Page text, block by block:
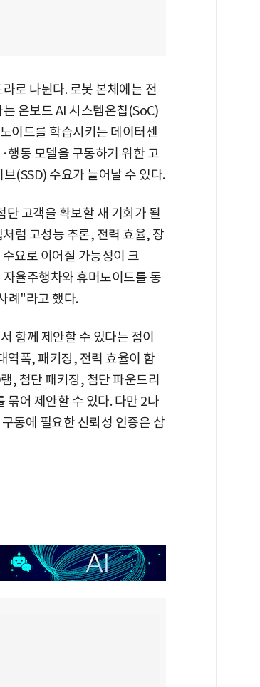
로 나뉜다. 로봇 본체에는 전
온보드 AI 시스템온칩(SoC)
이드를 학습시키는 데이터센
행동 모델을 구동하기 위한 고
(SSD) 수요가 늘어날 수 있다.
고객을 확보할 새 기회가 될
럼 고성능 추론, 전력 효율, 장
요로 이어질 가능성이 크
율주행차와 휴머노이드를 동
례"라고 했다.
함께 제안할 수 있다는 점이
역폭, 패키징, 전력 효율이 함
, 첨단 패키징, 첨단 파운드리
묶어 제안할 수 있다. 다만 2나
동에 필요한 신뢰성 인증은 삼